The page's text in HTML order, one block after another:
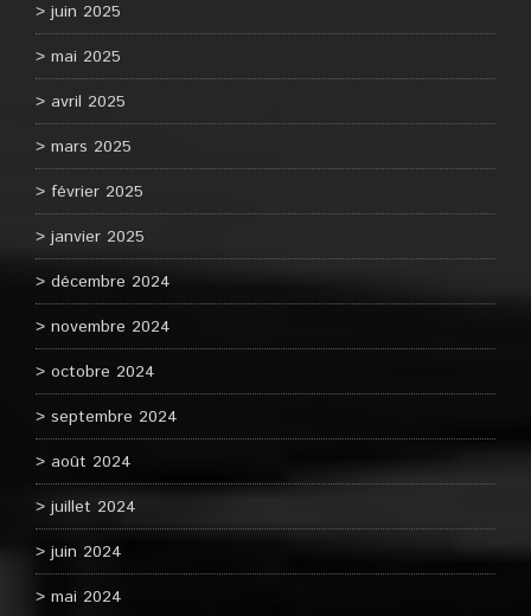
juin 2025
mai 2025
avril 2025
mars 2025
février 2025
janvier 2025
décembre 2024
novembre 2024
octobre 2024
septembre 2024
août 2024
juillet 2024
juin 2024
mai 2024